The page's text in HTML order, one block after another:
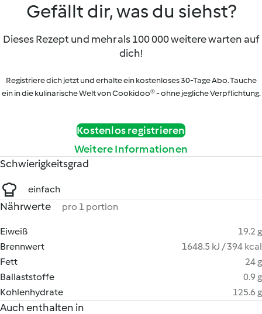
Gefällt dir, was du siehst?
Dieses Rezept und mehr als 100 000 weitere warten auf
dich!
Registriere dich jetzt und erhalte ein kostenloses 30-Tage Abo. Tauche
ein in die kulinarische Welt von Cookidoo® - ohne jegliche Verpflichtung.
Kostenlos registrieren
Weitere Informationen
Schwierigkeitsgrad
einfach
Nährwerte pro 1 portion
Eiweiß
19.2 g
Brennwert
1648.5 kJ / 394 kcal
Fett
24 g
Ballaststoffe
0.9 g
Kohlenhydrate
125.6 g
Auch enthalten in